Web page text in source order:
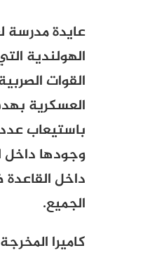
عايدة مدرسة
الهولندية
القوات
العسكرية
باستيعاب عدد
وجودها داخل
داخل
الجميع.
كاميرا